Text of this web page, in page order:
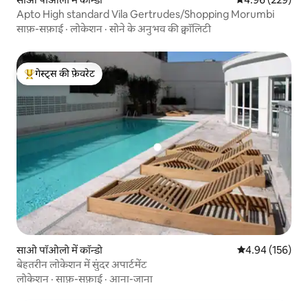
Apto High standard Vila Gertrudes/Shopping Morumbi
साफ़-सफ़ाई·लोकेशन ·सोने के अनुभव की क्वॉलिटी
गेस्ट्स का टॉप फ़ेवरेट
गेस्ट्स की फ़ेवरेट
साओ पॉओलो में कॉन्डो औसत रेटिंग 5 में से
4.94 (156)
बेहतरीन लोकेशन में सुंदर अपार्टमेंट
लोकेशन ·साफ़-सफ़ाई· आना-जाना